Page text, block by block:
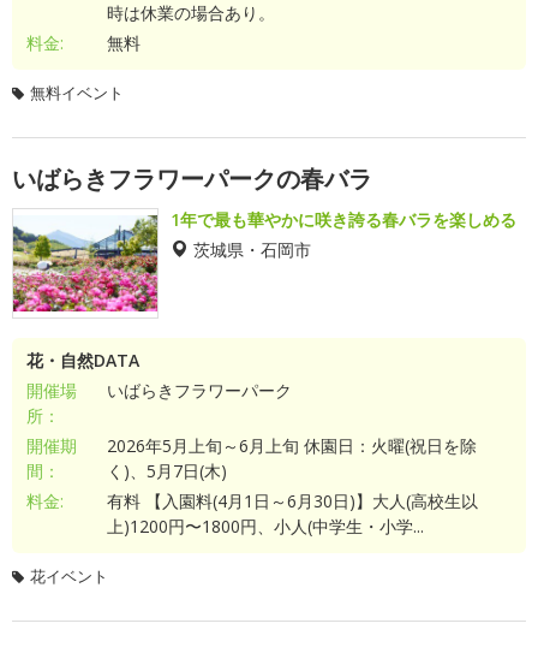
時は休業の場合あり。
料金:
無料
無料イベント
いばらきフラワーパークの春バラ
1年で最も華やかに咲き誇る春バラを楽しめる
茨城県・石岡市
花・自然DATA
開催場
所：
いばらきフラワーパーク
開催期
間：
2026年5月上旬～6月上旬 休園日：火曜(祝日を除
く)、5月7日(木)
料金:
有料 【入園料(4月1日～6月30日)】大人(高校生以
上)1200円〜1800円、小人(中学生・小学...
花イベント